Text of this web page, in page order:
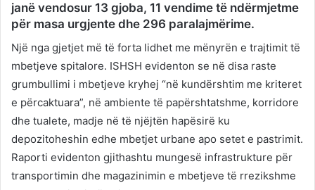
janë vendosur 13 gjoba, 11 vendime të ndërmjetme
për masa urgjente dhe 296 paralajmërime.
Një nga gjetjet më të forta lidhet me mënyrën e trajtimit të
mbetjeve spitalore. ISHSH evidenton se në disa raste
grumbullimi i mbetjeve kryhej “në kundërshtim me kriteret
e përcaktuara”, në ambiente të papërshtatshme, korridore
dhe tualete, madje në të njëjtën hapësirë ku
depozitoheshin edhe mbetjet urbane apo setet e pastrimit.
Raporti evidenton gjithashtu mungesë infrastrukture për
transportimin dhe magazinimin e mbetjeve të rrezikshme